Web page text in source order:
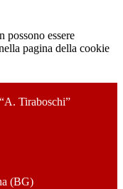
possono essere
pagina della cookie
Tiraboschi”
(BG)